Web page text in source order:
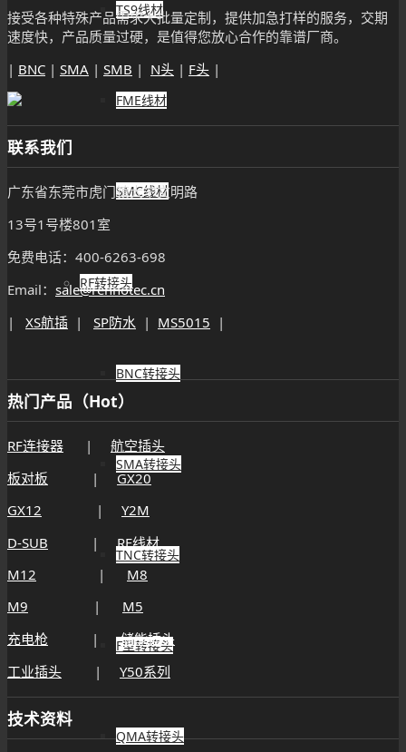
TS9线材
FME线材
SMC线材
RF转接头
BNC转接头
SMA转接头
TNC转接头
F型转接头
QMA转接头
接受各种特殊产品需求大批量定制，提供加急打样的服务，交期
速度快，产品质量过硬，是值得您放心合作的靠谱厂商。
| BNC | SMA | SMB | N头 | F头 |
联系我们
广东省东莞市虎门镇大宁文明路
13号1号楼801室
免费电话：400-6263-698
Email： sale@renhotec.cn
| XS航插 | SP防水 | MS5015 |
热门产品（Hot）
RF连接器 | 航空插头
板对板 |GX20
GX12 | Y2M
D-SUB |RF线材
M12 | M8
M9 | M5
充电枪 |储能插头
工业插头 | Y50系列
技术资料